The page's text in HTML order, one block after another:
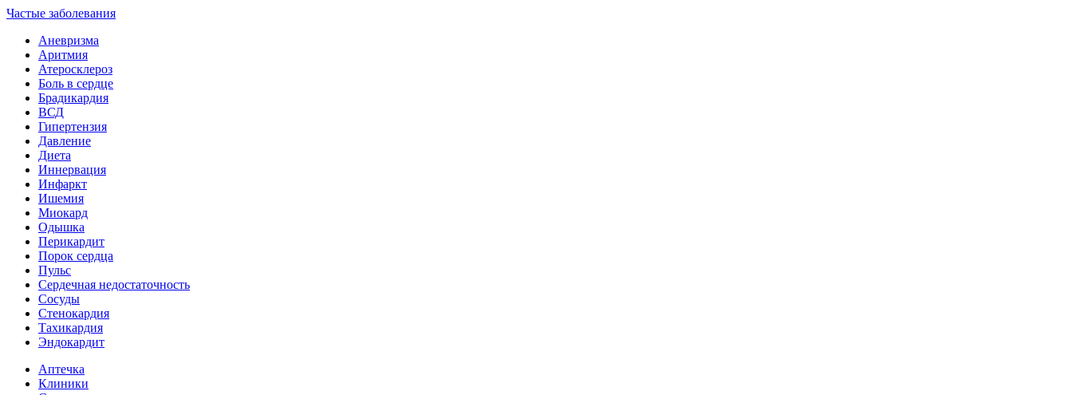
Частые заболевания
Аневризма
Аритмия
Атеросклероз
Боль в сердце
Брадикардия
ВСД
Гипертензия
Давление
Диета
Иннервация
Инфаркт
Ишемия
Миокард
Одышка
Перикардит
Порок сердца
Пульс
Сердечная недостаточность
Сосуды
Стенокардия
Тахикардия
Эндокардит
Аптечка
Клиники